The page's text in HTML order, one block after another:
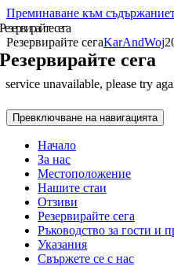
Преминаване към
Превключване на навигацията
Начало
За нас
Местоположение
Нашите стаи
Отзиви
Резервирайте сега
Ръководство за гости и
Указания
Свържете се с нас
Резервирайте сега
Резервирайте сегаKarAndWoj
Резервирайте сега